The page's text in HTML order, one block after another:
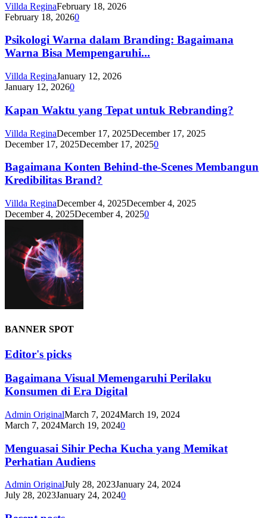
Villda ReginaFebruary 18, 2026
February 18, 20260
Psikologi Warna dalam Branding: Bagaimana
Warna Bisa Mempengaruhi...
Villda ReginaJanuary 12, 2026
January 12, 20260
Kapan Waktu yang Tepat untuk Rebranding?
Villda ReginaDecember 17, 2025December 17, 2025
December 17, 2025December 17, 20250
Bagaimana Konten Behind-the-Scenes Membangun
Kredibilitas Brand?
Villda ReginaDecember 4, 2025December 4, 2025
December 4, 2025December 4, 20250
BANNER SPOT
Editor's picks
Bagaimana Visual Memengaruhi Perilaku
Konsumen di Era Digital
Admin OriginalMarch 7, 2024March 19, 2024
March 7, 2024March 19, 20240
Menguasai Sihir Pecha Kucha yang Memikat
Perhatian Audiens
Admin OriginalJuly 28, 2023January 24, 2024
July 28, 2023January 24, 20240